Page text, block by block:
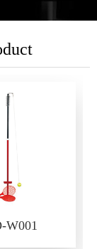
W001